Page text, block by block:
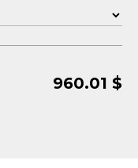
960.01 $